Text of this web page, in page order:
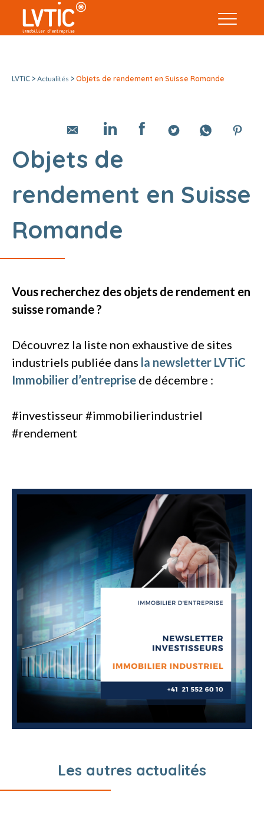
LVTiC > Actualités > Objets de rendement en Suisse Romande
Objets de
rendement en Suisse
Romande
Vous recherchez des objets de rendement en
suisse romande ?
Découvrez la liste non exhaustive de sites
industriels publiée dans la newsletter LVTiC
Immobilier d’entreprise de décembre :
#investisseur #immobilierindustriel
#rendement
Les autres actualités